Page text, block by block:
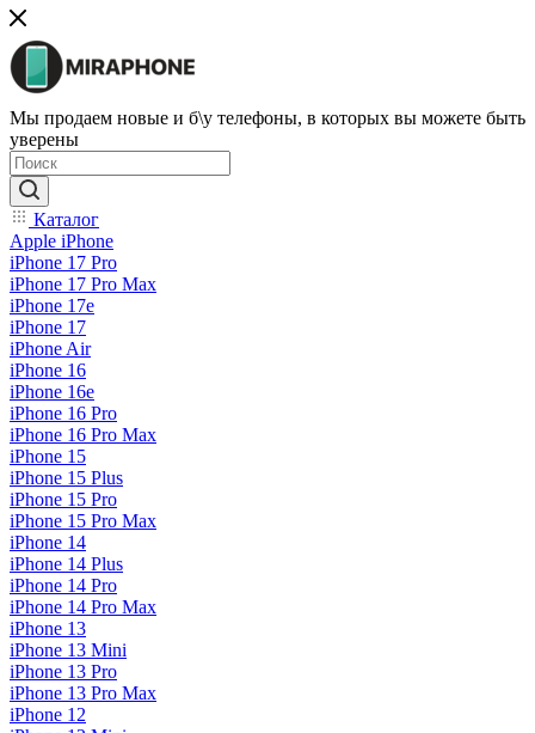
Мы продаем новые и б\у телефоны, в которых вы можете быть
уверены
Каталог
Apple iPhone
iPhone 17 Pro
iPhone 17 Pro Max
iPhone 17e
iPhone 17
iPhone Air
iPhone 16
iPhone 16e
iPhone 16 Pro
iPhone 16 Pro Max
iPhone 15
iPhone 15 Plus
iPhone 15 Pro
iPhone 15 Pro Max
iPhone 14
iPhone 14 Plus
iPhone 14 Pro
iPhone 14 Pro Max
iPhone 13
iPhone 13 Mini
iPhone 13 Pro
iPhone 13 Pro Max
iPhone 12